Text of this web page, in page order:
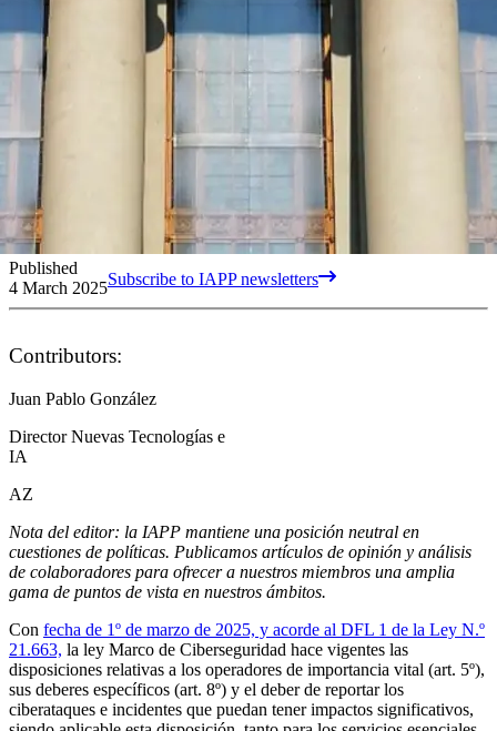
Published
4 March 2025Subscribe to IAPP newsletters
Contributors:
Juan Pablo González
Director Nuevas Tecnologías e
IA
AZ
Nota del editor: la IAPP mantiene una posición neutral en
cuestiones de políticas. Publicamos artículos de opinión y análisis
de colaboradores para ofrecer a nuestros miembros una amplia
gama de puntos de vista en nuestros ámbitos.
Con fecha de 1º de marzo de 2025, y acorde al DFL 1 de la Ley N.º
21.663, la ley Marco de Ciberseguridad hace vigentes las
disposiciones relativas a los operadores de importancia vital (art. 5º),
sus deberes específicos (art. 8º) y el deber de reportar los
ciberataques e incidentes que puedan tener impactos significativos,